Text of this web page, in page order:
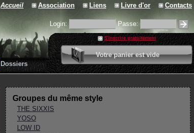
Accueil Association Liens Livre d'or Contacts
Login: Passe:
S'inscrire gratuitement
Votre panier est vide
0 article
Valider votre panier
Dossiers
Groupes du même style
THE SIXXIS
YOSO
LOW ID